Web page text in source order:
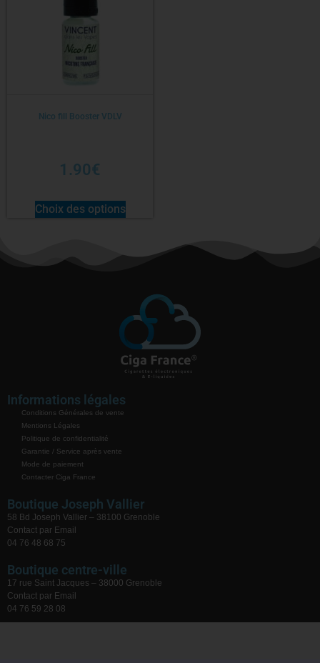
Nico fill Booster VDLV
1.90€
Choix des options
Informations légales
Conditions Générales de vente
Mentions Légales
Politique de confidentialité
Garantie / Service après vente
Mode de paiement
Contacter Ciga France
Boutique Joseph Vallier
58 Bd Joseph Vallier – 38100 Grenoble
Contact par Email
04 76 48 68 75
Boutique centre-ville
17 rue Saint Jacques – 38000 Grenoble
Contact par Email
04 76 59 28 08